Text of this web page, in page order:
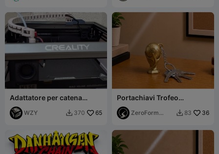
Adattatore per catena
portacavi Creality K1 SE
WZY  370 65
Portachiavi Trofeo
Champions di Calcio
(Senza supporti)
ZeroForm
 83 36